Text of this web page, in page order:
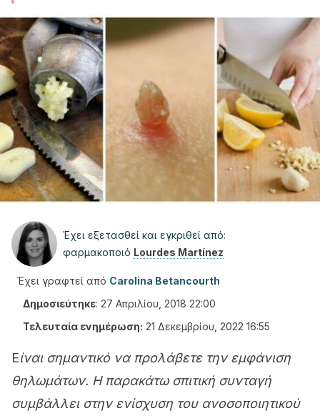
Έχει εξετασθεί και εγκριθεί από:
φαρμακοποιό Lourdes Martínez
Έχει γραφτεί από Carolina Betancourth
Δημοσιεύτηκε: 27 Απριλίου, 2018 22:00
Τελευταία ενημέρωση: 21 Δεκεμβρίου, 2022 16:55
Είναι σημαντικό να προλάβετε την εμφάνιση
θηλωμάτων. Η παρακάτω σπιτική συνταγή
συμβάλλει στην ενίσχυση του ανοσοποιητικού